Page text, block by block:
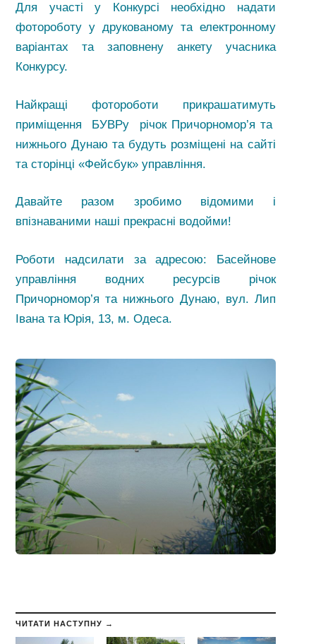
Для участі у Конкурсі необхідно надати
фотороботу у друкованому та електронному
варіантах та заповнену анкету учасника
Конкурсу.
Найкращі фотороботи прикрашатимуть
приміщення БУВРу річок Причорномор’я та
нижнього Дунаю та будуть розміщені на сайті
та сторінці «Фейсбук» управління.
Давайте разом зробимо відомими і
впізнаваними наші прекрасні водойми!
Роботи надсилати за адресою: Басейнове
управління водних ресурсів річок
Причорномор’я та нижнього Дунаю, вул. Лип
Івана та Юрія, 13, м. Одеса.
ЧИТАТИ НАСТУПНУ →